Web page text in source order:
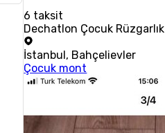
6 taksit
Dechatlon Çocuk Rüzgarlık
İstanbul, Bahçelievler
Çocuk mont